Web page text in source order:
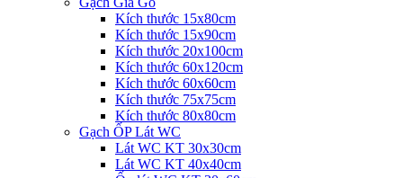
Kích thước 15x80cm
Kích thước 15x90cm
Kích thước 20x100cm
Kích thước 60x120cm
Kích thước 60x60cm
Kích thước 75x75cm
Kích thước 80x80cm
Gạch ỐP Lát WC
Lát WC KT 30x30cm
Lát WC KT 40x40cm